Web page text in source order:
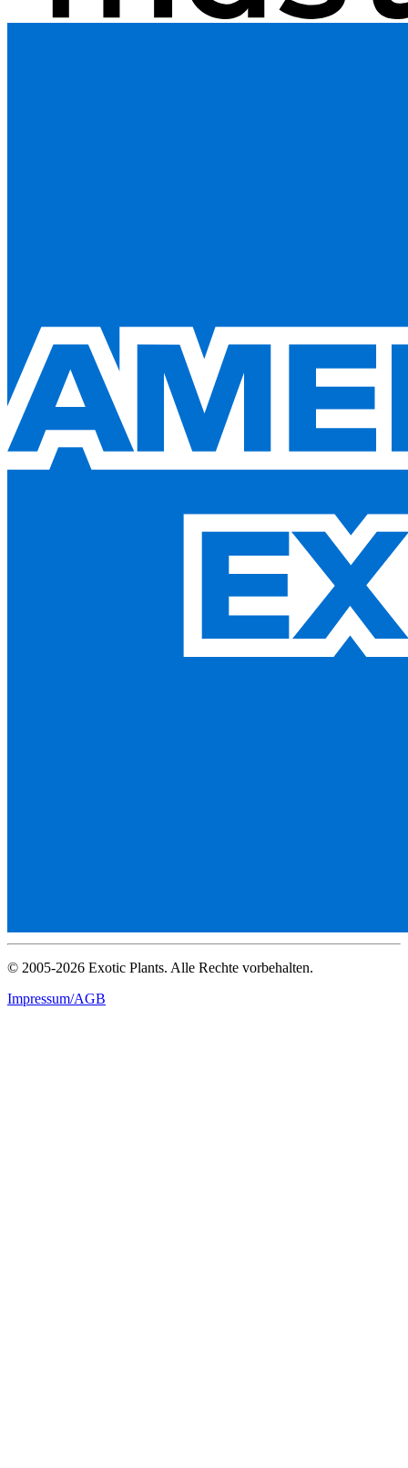
© 2005-2026 Exotic Plants. Alle Rechte vorbehalten.
Impressum/AGB